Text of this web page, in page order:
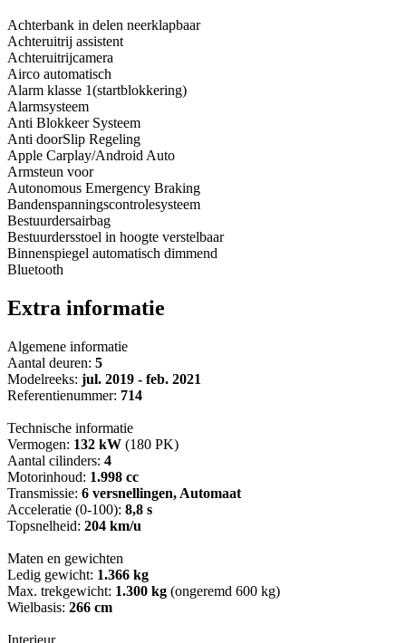
Achterbank in delen neerklapbaar
Achteruitrij assistent
Achteruitrijcamera
Airco automatisch
Alarm klasse 1(startblokkering)
Alarmsysteem
Anti Blokkeer Systeem
Anti doorSlip Regeling
Apple Carplay/Android Auto
Armsteun voor
Autonomous Emergency Braking
Bandenspanningscontrolesysteem
Bestuurdersairbag
Bestuurdersstoel in hoogte verstelbaar
Binnenspiegel automatisch dimmend
Bluetooth
Extra informatie
Algemene informatie
Aantal deuren: 5
Modelreeks: jul. 2019 - feb. 2021
Referentienummer: 714
Technische informatie
Vermogen: 132 kW (180 PK)
Aantal cilinders: 4
Motorinhoud: 1.998 cc
Transmissie: 6 versnellingen, Automaat
Acceleratie (0-100): 8,8 s
Topsnelheid: 204 km/u
Maten en gewichten
Ledig gewicht: 1.366 kg
Max. trekgewicht: 1.300 kg (ongeremd 600 kg)
Wielbasis: 266 cm